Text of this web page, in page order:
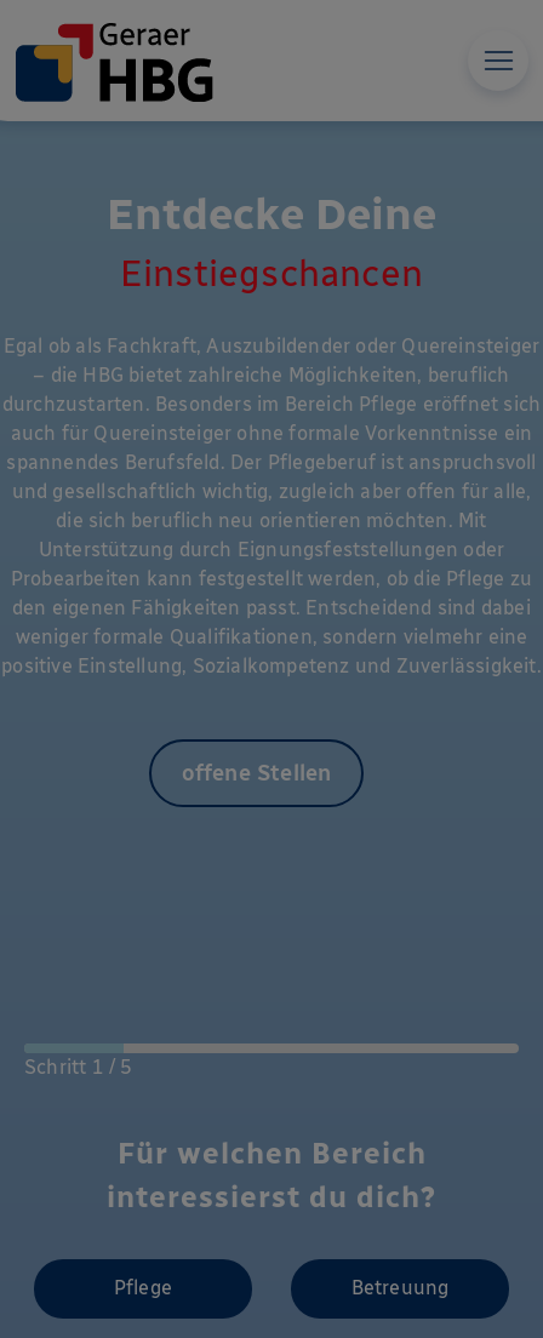
Entdecke Deine
Einstiegschancen
Egal ob als Fachkraft, Auszubildender oder Quereinsteiger
– die HBG bietet zahlreiche Möglichkeiten, beruflich
durchzustarten. Besonders im Bereich Pflege eröffnet sich
auch für Quereinsteiger ohne formale Vorkenntnisse ein
spannendes Berufsfeld. Der Pflegeberuf ist anspruchsvoll
und gesellschaftlich wichtig, zugleich aber offen für alle,
die sich beruflich neu orientieren möchten. Mit
Unterstützung durch Eignungsfeststellungen oder
Probearbeiten kann festgestellt werden, ob die Pflege zu
den eigenen Fähigkeiten passt. Entscheidend sind dabei
weniger formale Qualifikationen, sondern vielmehr eine
positive Einstellung, Sozialkompetenz und Zuverlässigkeit.
offene Stellen
Schritt 1 / 5
Für welchen Bereich
interessierst du dich?
Pflege Betreuung